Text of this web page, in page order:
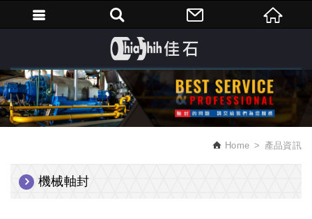
Home 產品資訊
機械軸封
繁體中文